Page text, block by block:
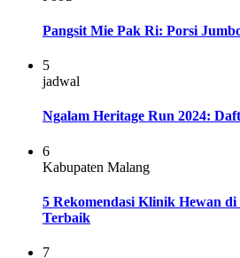
Pangsit Mie Pak Ri: Porsi
5
jadwal
Ngalam Heritage Run 2024:
6
Kabupaten Malang
5 Rekomendasi Klinik Hewan
Terbaik
7